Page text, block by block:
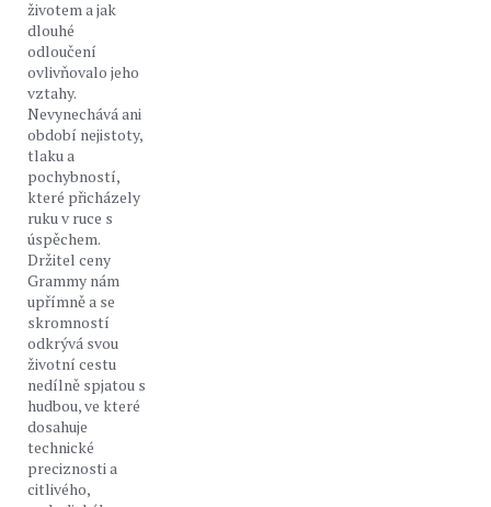
životem a jak
dlouhé
odloučení
ovlivňovalo jeho
vztahy.
Nevynechává ani
období nejistoty,
tlaku a
pochybností,
které přicházely
ruku v ruce s
úspěchem.
Držitel ceny
Grammy nám
upřímně a se
skromností
odkrývá svou
životní cestu
nedílně spjatou s
hudbou, ve které
dosahuje
technické
preciznosti a
citlivého,